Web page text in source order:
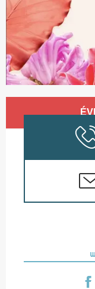
Ouverture et